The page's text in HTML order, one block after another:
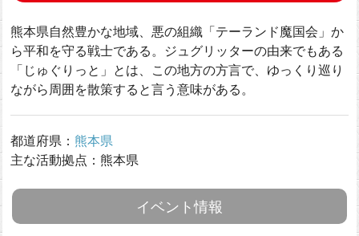
熊本県自然豊かな地域、悪の組織「テーランド魔国会」か
ら平和を守る戦士である。ジュグリッターの由来でもある
「じゅぐりっと」とは、この地方の方言で、ゆっくり巡り
ながら周囲を散策すると言う意味がある。
都道府県： 熊本県
主な活動拠点：熊本県
イベント情報